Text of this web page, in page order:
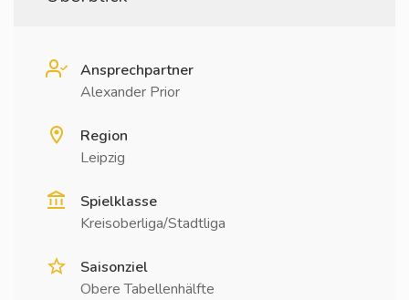
Ansprechpartner
Alexander Prior
Region
Leipzig
Spielklasse
Kreisoberliga/Stadtliga
Saisonziel
Obere Tabellenhälfte